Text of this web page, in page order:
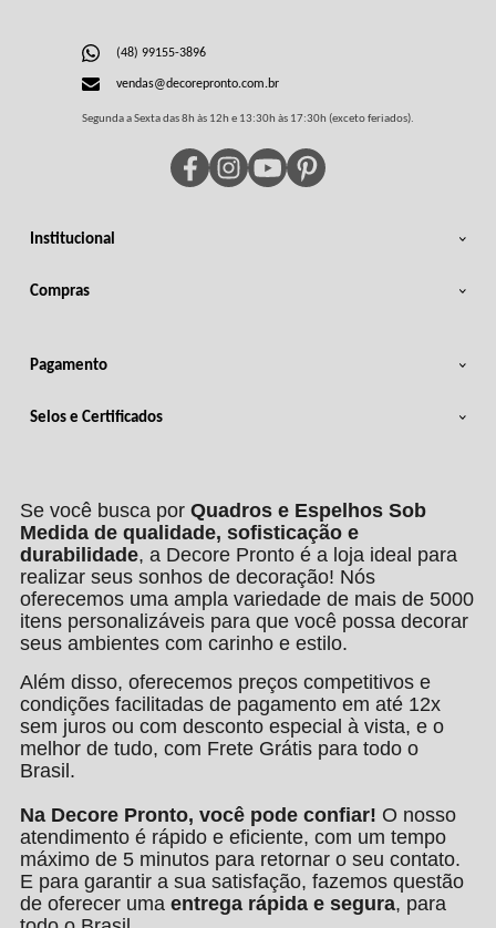
Institucional
Compras
(48) 99155-3896
vendas@decorepronto.com.br
Segunda a Sexta das 8h às 12h e 13:30h às 17:30h (exceto feriados).
Pagamento
Selos e Certificados
Se você busca por Quadros e Espelhos Sob
Medida de qualidade, sofisticação e
durabilidade, a Decore Pronto é a loja ideal para
realizar seus sonhos de decoração! Nós
oferecemos uma ampla variedade de mais de 5000
itens personalizáveis para que você possa decorar
seus ambientes com carinho e estilo.
Além disso, oferecemos preços competitivos e
condições facilitadas de pagamento em até 12x
sem juros ou com desconto especial à vista, e o
melhor de tudo, com Frete Grátis para todo o
Brasil.
Na Decore Pronto, você pode confiar! O nosso
atendimento é rápido e eficiente, com um tempo
máximo de 5 minutos para retornar o seu contato.
E para garantir a sua satisfação, fazemos questão
de oferecer uma entrega rápida e segura, para